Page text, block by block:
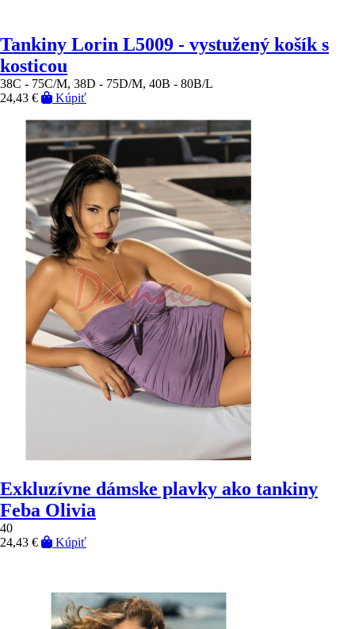
Tankiny Lorin L5009 - vystužený košík s
kosticou
38C - 75C/M, 38D - 75D/M, 40B - 80B/L
24,43 €
Kúpiť
Exkluzívne dámske plavky ako tankiny
Feba Olivia
40
24,43 €
Kúpiť